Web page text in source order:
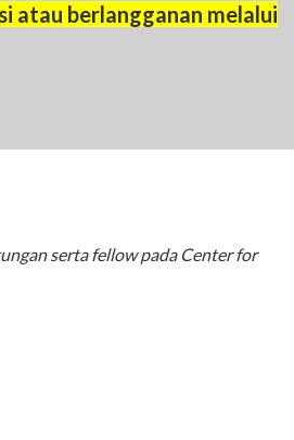
atau berlangganan melalui
serta fellow pada Center for